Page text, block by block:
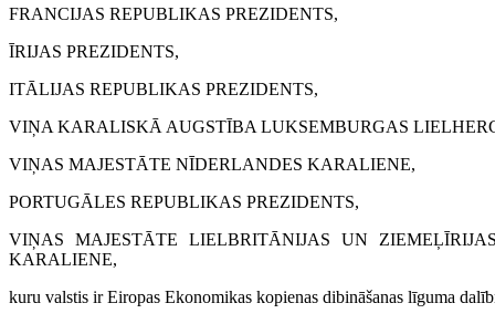
FRANCIJAS REPUBLIKAS PREZIDENTS,
ĪRIJAS PREZIDENTS,
ITĀLIJAS REPUBLIKAS PREZIDENTS,
VIŅA KARALISKĀ AUGSTĪBA LUKSEMBURGAS
VIŅAS MAJESTĀTE NĪDERLANDES KARALIENE,
PORTUGĀLES REPUBLIKAS PREZIDENTS,
VIŅAS MAJESTĀTE LIELBRITĀNIJAS UN
KARALIENE,
kuru valstis ir Eiropas Ekonomikas kopienas dibināšanas līguma